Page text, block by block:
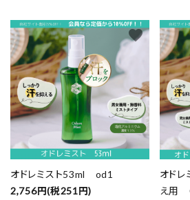
オドレミスト53ml od1
2,756円(税251円)
favorite
オド
え用